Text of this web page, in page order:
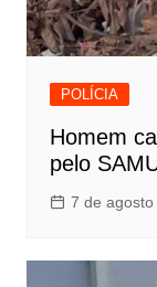
POLÍCIA
Homem
pelo
7 de